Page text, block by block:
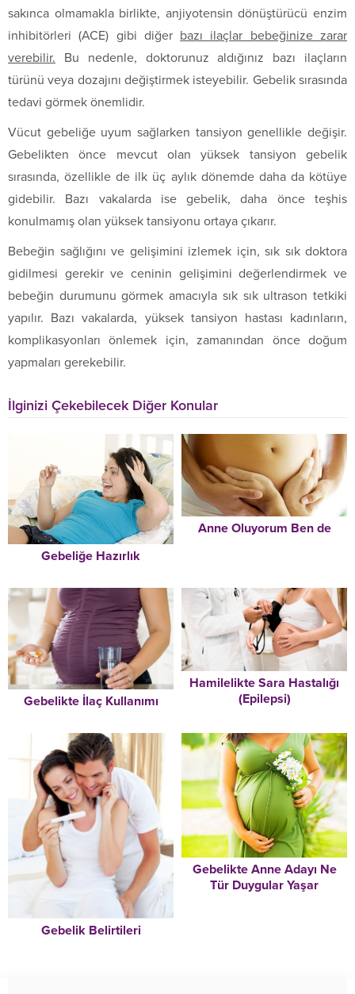
sakınca olmamakla birlikte, anjiyotensin dönüştürücü enzim
inhibitörleri (ACE) gibi diğer bazı ilaçlar bebeğinize zarar
verebilir. Bu nedenle, doktorunuz aldığınız bazı ilaçların
türünü veya dozajını değiştirmek isteyebilir. Gebelik sırasında
tedavi görmek önemlidir.
Vücut gebeliğe uyum sağlarken tansiyon genellikle değişir.
Gebelikten önce mevcut olan yüksek tansiyon gebelik
sırasında, özellikle de ilk üç aylık dönemde daha da kötüye
gidebilir. Bazı vakalarda ise gebelik, daha önce teşhis
konulmamış olan yüksek tansiyonu ortaya çıkarır.
Bebeğin sağlığını ve gelişimini izlemek için, sık sık doktora
gidilmesi gerekir ve ceninin gelişimini değerlendirmek ve
bebeğin durumunu görmek amacıyla sık sık ultrason tetkiki
yapılır. Bazı vakalarda, yüksek tansiyon hastası kadınların,
komplikasyonları önlemek için, zamanından önce doğum
yapmaları gerekebilir.
İlginizi Çekebilecek Diğer Konular
Gebeliğe Hazırlık
Anne Oluyorum Ben de
Gebelikte İlaç Kullanımı
Hamilelikte Sara Hastalığı
(Epilepsi)
Gebelik Belirtileri
Gebelikte Anne Adayı Ne
Tür Duygular Yaşar